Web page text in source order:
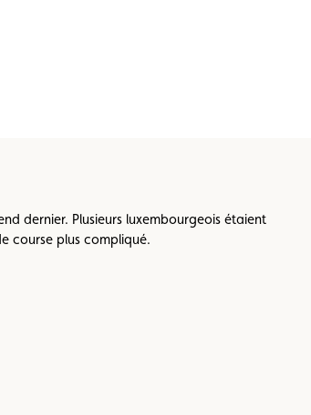
dernier. Plusieurs luxembourgeois étaient
course plus compliqué.